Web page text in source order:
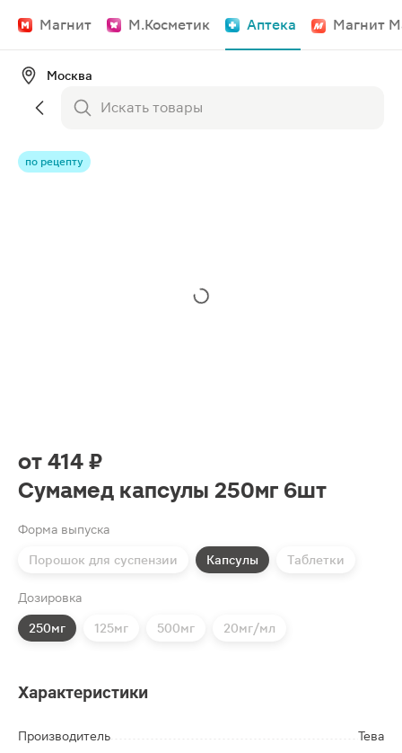
Магнит М.Косметик Аптека Магнит
Москва
по рецепту
от 414 ₽
Сумамед капсулы 250мг 6шт
Форма выпуска
Порошок для суспензии Капсулы Таблетки
Дозировка
250мг 125мг 500мг 20мг/мл
Характеристики
Производитель
Тева